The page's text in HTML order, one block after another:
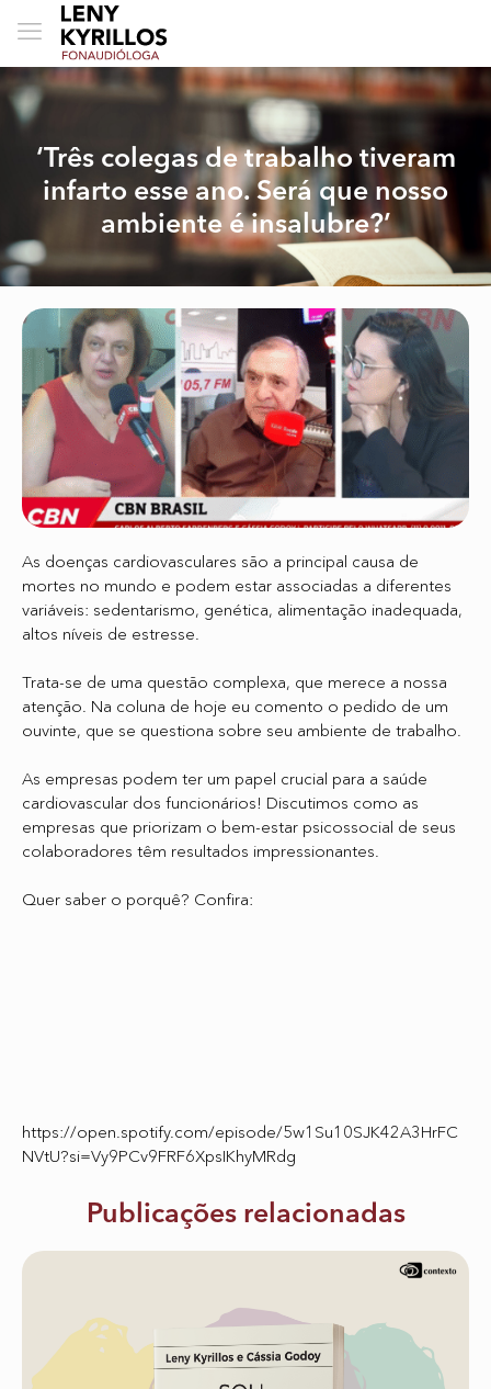
‘Três colegas de trabalho tiveram
infarto esse ano. Será que nosso
ambiente é insalubre?’
As doenças cardiovasculares são a principal causa de
mortes no mundo e podem estar associadas a diferentes
variáveis: sedentarismo, genética, alimentação inadequada,
altos níveis de estresse.
Trata-se de uma questão complexa, que merece a nossa
atenção. Na coluna de hoje eu comento o pedido de um
ouvinte, que se questiona sobre seu ambiente de trabalho.
As empresas podem ter um papel crucial para a saúde
cardiovascular dos funcionários! Discutimos como as
empresas que priorizam o bem-estar psicossocial de seus
colaboradores têm resultados impressionantes.
Quer saber o porquê? Confira:
https://open.spotify.com/episode/5w1Su10SJK42A3HrFC
NVtU?si=Vy9PCv9FRF6XpsIKhyMRdg
Publicações relacionadas